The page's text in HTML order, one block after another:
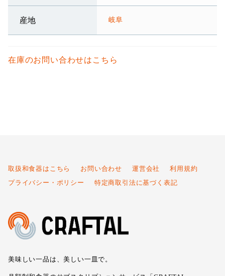
産地 岐阜
在庫のお問い合わせはこちら
取扱和食器はこちら お問い合わせ 運営会社 利用規約
プライバシー・ポリシー 特定商取引法に基づく表記
美味しい一品は、美しい一皿で。